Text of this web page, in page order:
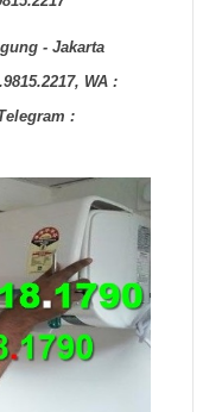
- Jakarta
WA :
: